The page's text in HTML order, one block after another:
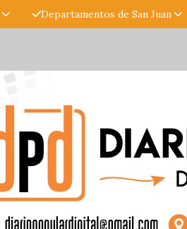
Departamentos de San Juan